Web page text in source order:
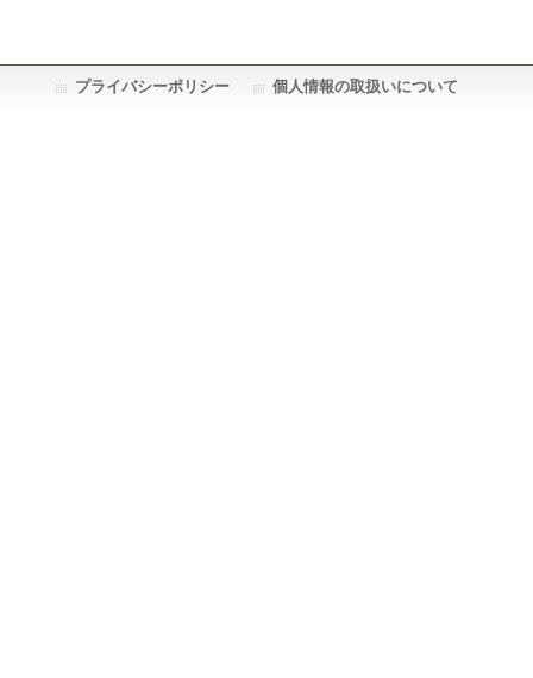
プライバシーポリシー 個人情報の取扱いについて